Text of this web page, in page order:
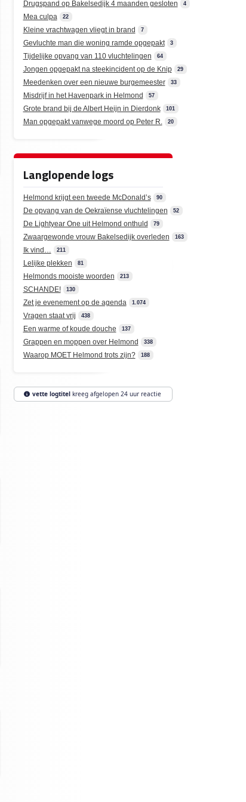
Drugspand op Bakelsedijk 4 maanden gesloten 4
Mea culpa 22
Kleine vrachtwagen vliegt in brand 7
Gevluchte man die woning ramde opgepakt 3
Tijdelijke opvang van 110 vluchtelingen 64
Jongen opgepakt na steekincident op de Knip 29
Meedenken over een nieuwe burgemeester 33
Misdrijf in het Havenpark in Helmond 57
Grote brand bij de Albert Heijn in Dierdonk 101
Man opgepakt vanwege moord op Peter R. 20
Langlopende logs
Helmond krijgt een tweede McDonald’s 90
De opvang van de Oekraïense vluchtelingen 52
De Lightyear One uit Helmond onthuld 79
Zwaargewonde vrouw Bakelsedijk overleden 163
Ik vind… 211
Lelijke plekken 81
Helmonds mooiste woorden 213
SCHANDE! 130
Zet je evenement op de agenda 1.074
Vragen staat vrij 438
Een warme of koude douche 137
Grappen en moppen over Helmond 338
Waarop MOET Helmond trots zijn? 188
vette logtitelkreeg afgelopen 24 uur reactie